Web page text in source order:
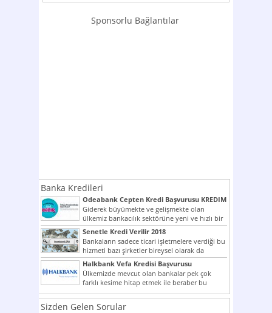
Sponsorlu Bağlantılar
Banka Kredileri
Odeabank Cepten Kredi Başvurusu KREDIM
8444
Giderek büyümekte ve gelişmekte olan
ülkemiz bankacılık sektörüne yeni ve hızlı bir
giriş yapmış olan...
Senetle Kredi Verilir 2018
Bankaların sadece ticari işletmelere verdiği bu
hizmeti bazı şirketler bireysel olarak da
vermektedir. Senetle kredi...
Halkbank Vefa Kredisi Başvurusu
Ülkemizde mevcut olan bankalar pek çok
farklı kesime hitap etmek ile beraber bu
noktada son...
Sizden Gelen Sorular